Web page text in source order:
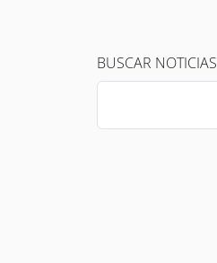
BUSCAR NOTICIAS